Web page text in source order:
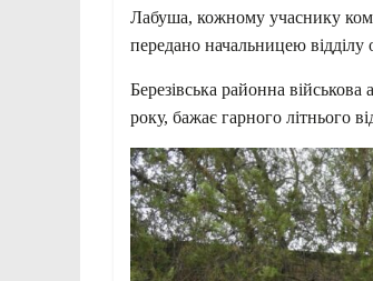
Лабуша, кожному учаснику
передано начальницею
Березівська районна військова
року, бажає гарного літнього